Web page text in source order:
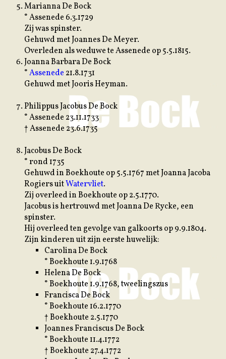
Marianna De Bock
° Assenede 6.3.1729
Zij was spinster.
Gehuwd met Joannes De Meyer.
Overleden als weduwe te Assenede op 5.5.1815.
Joanna Barbara De Bock
°Assenede 21.8.1731
Gehuwd met Jooris Heyman.
Philippus Jacobus De Bock
° Assenede 23.11.1733
† Assenede 23.6.1735
Jacobus De Bock
° rond 1735
Gehuwd in Boekhoute op 5.5.1767 met Joanna Jacoba
Rogiers uitWatervliet.
Zij overleed in Boekhoute op 2.5.1770.
Jacobus is hertrouwd met Joanna De Rycke, een
spinster.
Hij overleed ten gevolge van galkoorts op 9.9.1804.
Zijn kinderen uit zijn eerste huwelijk:
Carolina De Bock
° Boekhoute 1.9.1768
Helena De Bock
° Boekhoute 1.9.1768, tweelingszus
Francisca De Bock
° Boekhoute 16.2.1770
† Boekhoute 2.5.1770
Joannes Franciscus De Bock
° Boekhoute 11.4.1772
† Boekhoute 27.4.1772